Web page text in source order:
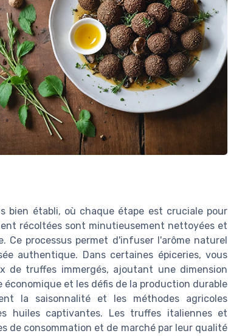
bien établi, où chaque étape est cruciale pour
récoltées sont minutieusement nettoyées et
Ce processus permet d'infuser l'arôme naturel
authentique. Dans certaines épiceries, vous
de truffes immergés, ajoutant une dimension
et les défis de la production durable
la saisonnalité et les méthodes agricoles
captivantes. Les truffes italiennes et
de consommation et de marché par leur qualité